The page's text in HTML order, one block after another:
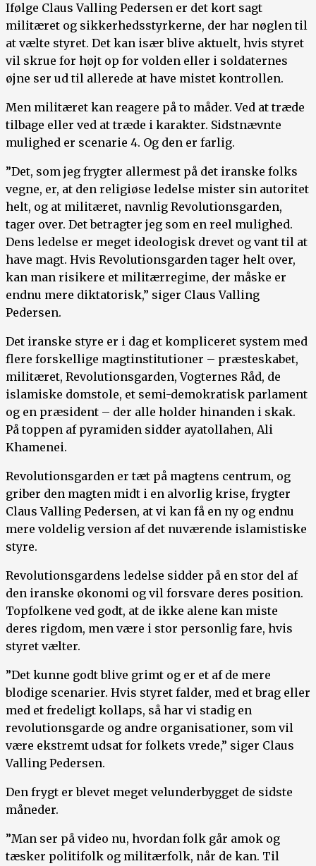
Ifølge Claus Valling Pedersen er det kort sagt
militæret og sikkerhedsstyrkerne, der har nøglen til
at vælte styret. Det kan især blive aktuelt, hvis styret
vil skrue for højt op for volden eller i soldaternes
øjne ser ud til allerede at have mistet kontrollen.
Men militæret kan reagere på to måder. Ved at træde
tilbage eller ved at træde i karakter. Sidstnævnte
mulighed er scenarie 4. Og den er farlig.
”Det, som jeg frygter allermest på det iranske folks
vegne, er, at den religiøse ledelse mister sin autoritet
helt, og at militæret, navnlig Revolutionsgarden,
tager over. Det betragter jeg som en reel mulighed.
Dens ledelse er meget ideologisk drevet og vant til at
have magt. Hvis Revolutionsgarden tager helt over,
kan man risikere et militærregime, der måske er
endnu mere diktatorisk,” siger Claus Valling
Pedersen.
Det iranske styre er i dag et kompliceret system med
flere forskellige magtinstitutioner – præsteskabet,
militæret, Revolutionsgarden, Vogternes Råd, de
islamiske domstole, et semi-demokratisk parlament
og en præsident – der alle holder hinanden i skak.
På toppen af pyramiden sidder ayatollahen, Ali
Khamenei.
Revolutionsgarden er tæt på magtens centrum, og
griber den magten midt i en alvorlig krise, frygter
Claus Valling Pedersen, at vi kan få en ny og endnu
mere voldelig version af det nuværende islamistiske
styre.
Revolutionsgardens ledelse sidder på en stor del af
den iranske økonomi og vil forsvare deres position.
Topfolkene ved godt, at de ikke alene kan miste
deres rigdom, men være i stor personlig fare, hvis
styret vælter.
”Det kunne godt blive grimt og er et af de mere
blodige scenarier. Hvis styret falder, med et brag eller
med et fredeligt kollaps, så har vi stadig en
revolutionsgarde og andre organisationer, som vil
være ekstremt udsat for folkets vrede,” siger Claus
Valling Pedersen.
Den frygt er blevet meget velunderbygget de sidste
måneder.
”Man ser på video nu, hvordan folk går amok og
tæsker politifolk og militærfolk, når de kan. Til